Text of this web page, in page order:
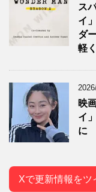
ス
イ
ダ
軽
映
イ
に
Xで更新情報をツ